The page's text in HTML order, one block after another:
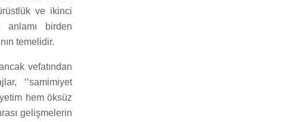
ve ikinci
anlamı birden
temelidir.
vefatından
‘‘samimiyet
hem öksüz
gelişmelerin